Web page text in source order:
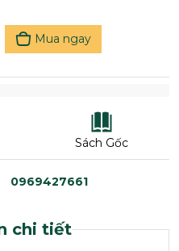
Mua ngay
Sách Gốc
0969427661
chi tiết